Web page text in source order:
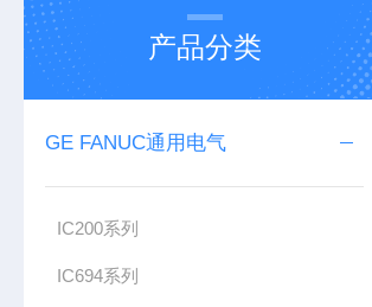
产品分类
GE FANUC通用电气
IC200系列
IC694系列